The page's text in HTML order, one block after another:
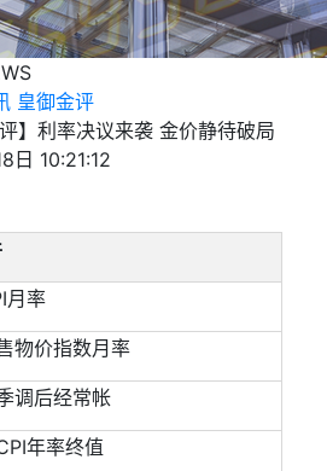
皇御金评
】利率决议来袭 金价静待破局
日 10:21:12
月率
物价指数月率
调后经常帐
年率终值